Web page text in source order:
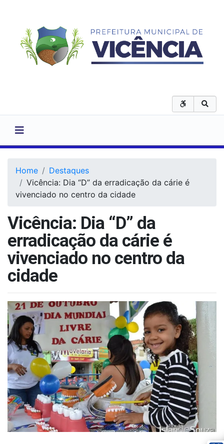
Home
Destaques
Vicência: Dia “D” da erradicação da cárie é
vivenciado no centro da cidade
Vicência: Dia “D” da
erradicação da cárie é
vivenciado no centro da
cidade